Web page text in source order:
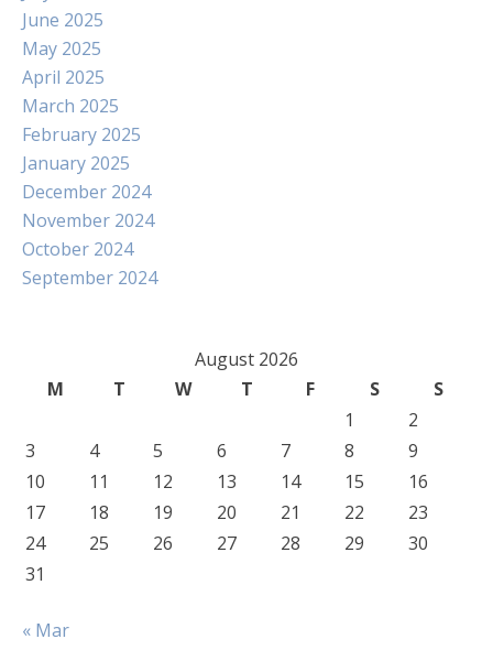
June 2025
May 2025
April 2025
March 2025
February 2025
January 2025
December 2024
November 2024
October 2024
September 2024
August 2026
M
T W T F S
S
1
2
3
4 5 6 7 8
9
10
11 12 13 14 15
16
17
18 19 20 21 22
23
24
25 26 27 28 29
30
31
« Mar